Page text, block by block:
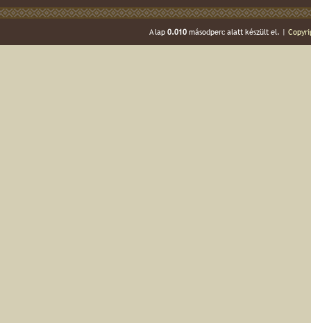
A lap 0.010másodperc alatt készült el. |